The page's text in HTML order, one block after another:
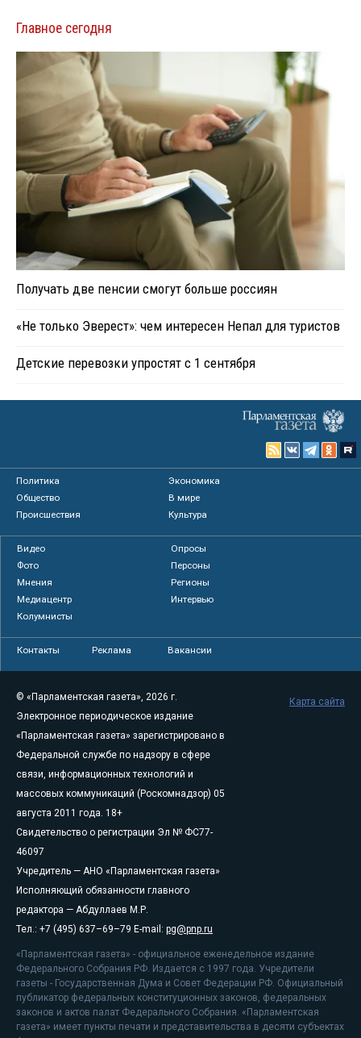
Главное сегодня
Получать две пенсии смогут больше россиян
«Не только Эверест»: чем интересен Непал для туристов
Детские перевозки упростят с 1 сентября
Политика
Экономика
Общество
В мире
Происшествия
Культура
Видео
Опросы
Фото
Персоны
Мнения
Регионы
Медиацентр
Интервью
Колумнисты
Контакты Реклама Вакансии
© «Парламентская газета», 2026 г.
Электронное периодическое издание
«Парламентская газета» зарегистрировано в
Федеральной службе по надзору в сфере
связи, информационных технологий и
массовых коммуникаций (Роскомнадзор) 05
августа 2011 года. 18+
Свидетельство о регистрации Эл № ФС77-
46097
Учредитель — АНО «Парламентская газета»
Исполняющий обязанности главного
редактора — Абдуллаев М.Р.
Тел.: +7 (495) 637–69–79 E-mail: pg@pnp.ru
«Парламентская газета» - официальное еженедельное издание
Федерального Собрания РФ. Издается с 1997 года. Учредители
газеты - Государственная Дума и Совет Федерации РФ. Официальный
публикатор федеральных конституционных законов, федеральных
законов и актов палат Федерального Собрания. «Парламентская
газета» имеет пункты печати и представительства в десяти субъектах
Карта сайта